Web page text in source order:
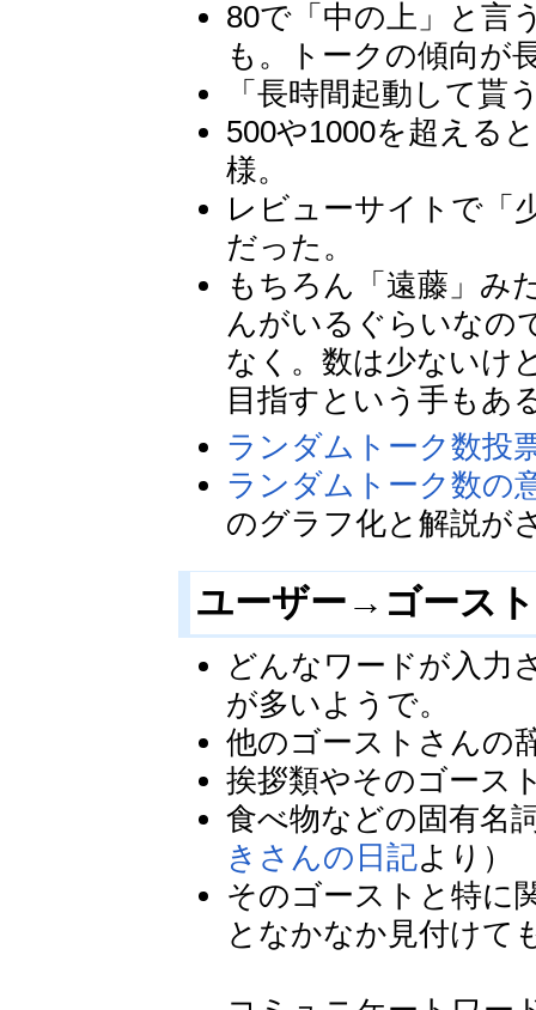
80で「中の上」と言
も。トークの傾向が
「長時間起動して貰
500や1000を超える
様。
レビューサイトで「
だった。
もちろん「遠藤」み
んがいるぐらいなの
なく。数は少ないけ
目指すという手もあ
ランダムトーク数投
ランダムトーク数の
のグラフ化と解説が
ユーザー→ゴース
どんなワードが入力
が多いようで。
他のゴーストさんの
挨拶類やそのゴース
食べ物などの固有名
きさんの日記より）
そのゴーストと特に
となかなか見付けて